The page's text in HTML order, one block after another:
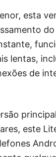
esta
lentas,
de
este